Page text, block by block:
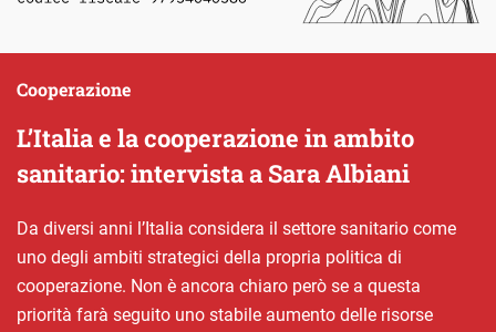
L’Italia e la cooperazione in ambito
sanitario: intervista a Sara Albiani
Cooperazione
Da diversi anni l’Italia considera il settore sanitario come
uno degli ambiti strategici della propria politica di
cooperazione. Non è ancora chiaro però se a questa
priorità farà seguito uno stabile aumento delle risorse